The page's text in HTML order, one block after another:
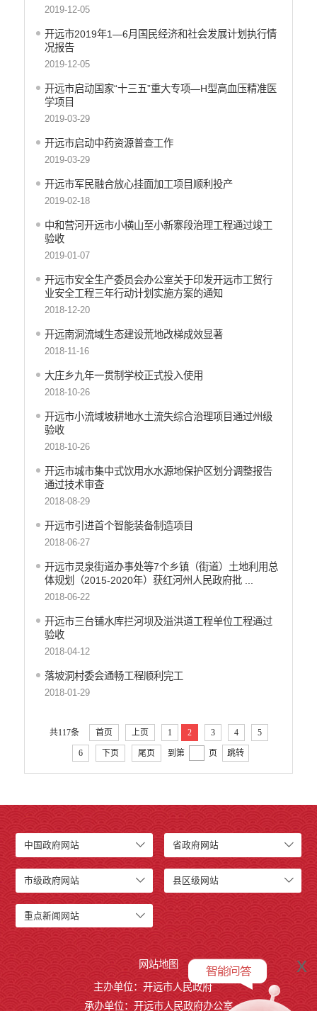
生态环境
食品药品监管
义务教育
政府集中采购
环保督察
医疗卫生
行政许可
行政处罚和行政强制
2019-12-05
开远市2019年1—6月国民经济和社会发展计划执行情
况报告
2019-12-05
开远市启动国家“十三五”重大专项—H型高血压精准医
学项目
2019-03-29
开远市启动中药资源普查工作
2019-03-29
开远市军民融合放心挂面加工项目顺利投产
2019-02-18
中和营河开远市小横山至小新寨段治理工程通过竣工
验收
2019-01-07
开远市安全生产委员会办公室关于印发开远市工贸行
业安全工程三年行动计划实施方案的通知
2018-12-20
开远南洞流域生态建设荒地改梯成效显著
2018-11-16
大庄乡九年一贯制学校正式投入使用
2018-10-26
开远市小流域坡耕地水土流失综合治理项目通过州级
验收
2018-10-26
开远市城市集中式饮用水水源地保护区划分调整报告
通过技术审查
2018-08-29
开远市引进首个智能装备制造项目
2018-06-27
开远市灵泉街道办事处等7个乡镇（街道）土地利用总
体规划（2015-2020年）获红河州人民政府批 ...
2018-06-22
开远市三台铺水库拦河坝及溢洪道工程单位工程通过
验收
2018-04-12
落坡洞村委会通畅工程顺利完工
2018-01-29
共117条 首页 上页 1 2 3 4 5
6 下页 尾页 到第 页 跳转
中国政府网站 省政府网站
市级政府网站 县区级网站
重点新闻网站
网站地图
主办单位：开远市人民政府
承办单位：开远市人民政府办公室
x